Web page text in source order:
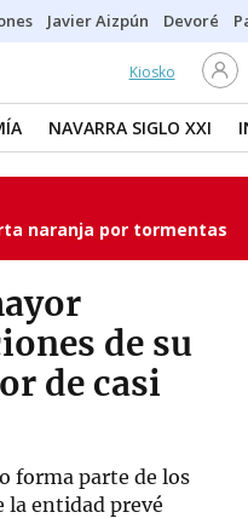
Javier Aizpún Devoré
Kiosko
NAVARRA SIGLO XXI
naranja por tormentas
de su
de casi
forma parte de los
la entidad prevé